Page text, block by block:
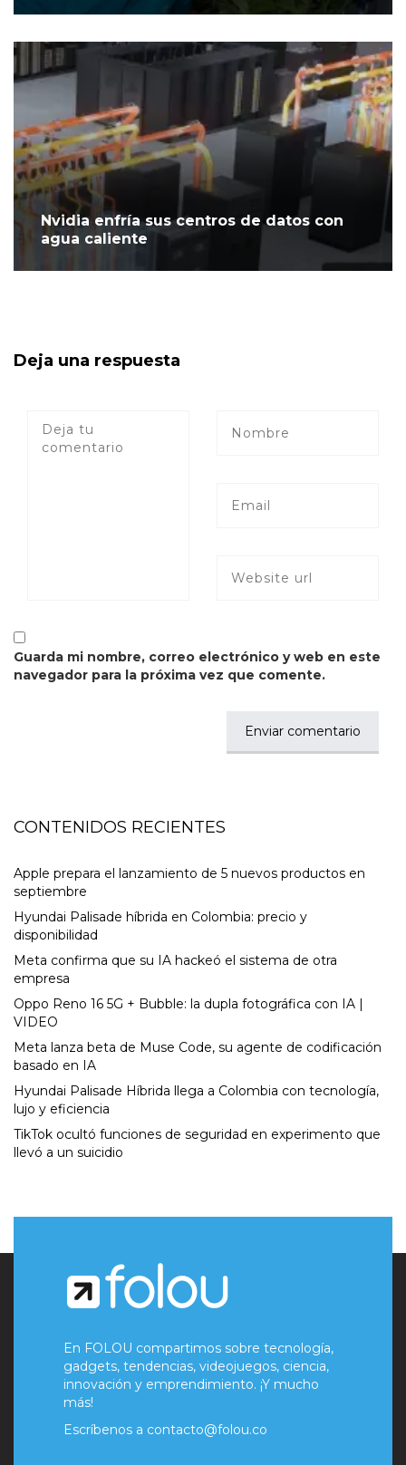
Nvidia enfría sus centros de datos con
agua caliente
Deja una respuesta
Guarda mi nombre, correo electrónico y web en este
navegador para la próxima vez que comente.
CONTENIDOS RECIENTES
Apple prepara el lanzamiento de 5 nuevos productos en
septiembre
Hyundai Palisade híbrida en Colombia: precio y
disponibilidad
Meta confirma que su IA hackeó el sistema de otra
empresa
Oppo Reno 16 5G + Bubble: la dupla fotográfica con IA |
VIDEO
Meta lanza beta de Muse Code, su agente de codificación
basado en IA
Hyundai Palisade Híbrida llega a Colombia con tecnología,
lujo y eficiencia
TikTok ocultó funciones de seguridad en experimento que
llevó a un suicidio
En FOLOU compartimos sobre tecnología,
gadgets, tendencias, videojuegos, ciencia,
innovación y emprendimiento. ¡Y mucho
más!
Escríbenos a contacto@folou.co